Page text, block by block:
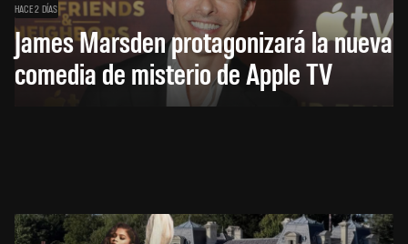
HACE 2 DÍAS
James Marsden protagonizará la nueva
comedia de misterio de Apple TV